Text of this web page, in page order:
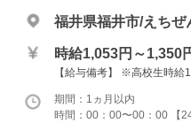
福井県福井市/えちぜ
時給1,053円～1,350
【給与備考】 ※高校生時
期間：1ヵ月以内
時間：00：00〜00：00 【